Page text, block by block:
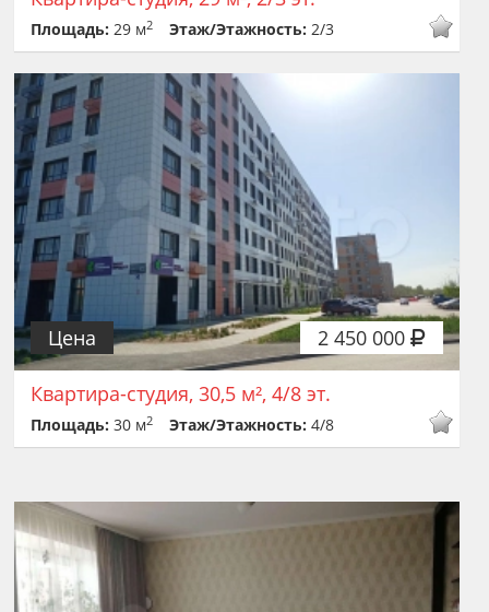
Площадь:29 м2 Этаж/Этажность:2/3
2 450 000
Цена
Квартира-студия, 30,5 м², 4/8 эт.
Площадь:30 м2 Этаж/Этажность:4/8